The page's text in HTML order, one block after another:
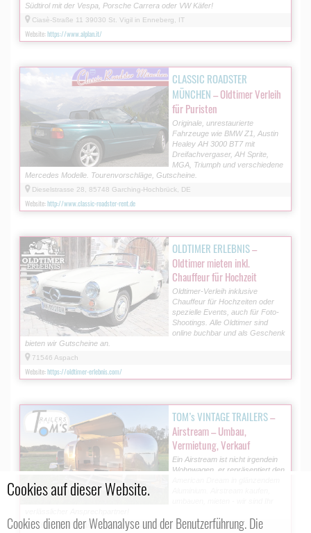
Cookies auf dieser Website.
Cookies dienen der Webanalyse und der Benutzerführung. Die
Südtirol mit der Vespa, Porsche Carrera oder VW Käfer!
Ciasè-Straße 11 39030 St. Vigil in Enneberg, IT
Website:https://www.alplan.it/
CLASSIC ROADSTER
MÜNCHEN– Oldtimer Verleih
für Puristen
Originale, unrestaurierte
Fahrzeuge wie BMW Z1, Austin
Healey AH 3000 BT7 mit
Dreifachvergaser, AH Sprite,
MGA, Triumph und verschiedene
Mercedes Modelle. Tourenvorschläge, Gutscheine.
Dieselstrasse 28, 85748 Garching-Hochbrück, DE
Website:http://www.classic-roadster-rent.de
OLDTIMER ERLEBNIS–
Oldtimer mieten inkl.
Chauffeur für Hochzeit
Oldtimer-Verleih inklusive
Chauffeur für Hochzeiten oder
spezielle Events, auch für Foto-
Shootings. Alle Oldtimer sind
online buchbar und als Geschenk
bieten wir Gutscheine an.
71546 Aspach
Website:https://oldtimer-erlebnis.com/
TOM’s VINTAGE TRAILERS–
Airstream – Umbau,
Vermietung, Verkauf
Ein Airstream ist nicht irgendein
Wohnwagen, er repräsentiert den
Kellergasse 17, 4910 Ried im Innkreis, AT